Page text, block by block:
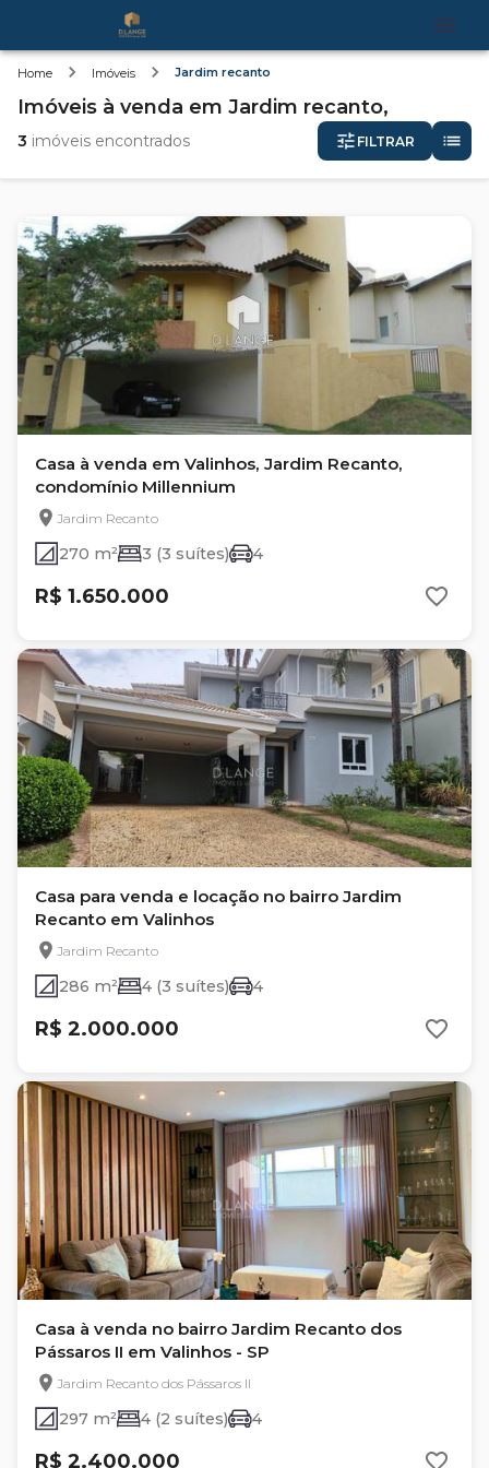
Home Imóveis Jardim recanto
Imóveis à venda em Jardim recanto,
3 imóveis encontrados FILTRAR
Casa à venda em Valinhos, Jardim Recanto,
condomínio Millennium
Jardim Recanto
270 m² 3 (3 suítes) 4
R$ 1.650.000
Casa para venda e locação no bairro Jardim
Recanto em Valinhos
Jardim Recanto
286 m² 4 (3 suítes) 4
R$ 2.000.000
Casa à venda no bairro Jardim Recanto dos
Pássaros II em Valinhos - SP
Jardim Recanto dos Pássaros II
297 m² 4 (2 suítes) 4
R$ 2.400.000